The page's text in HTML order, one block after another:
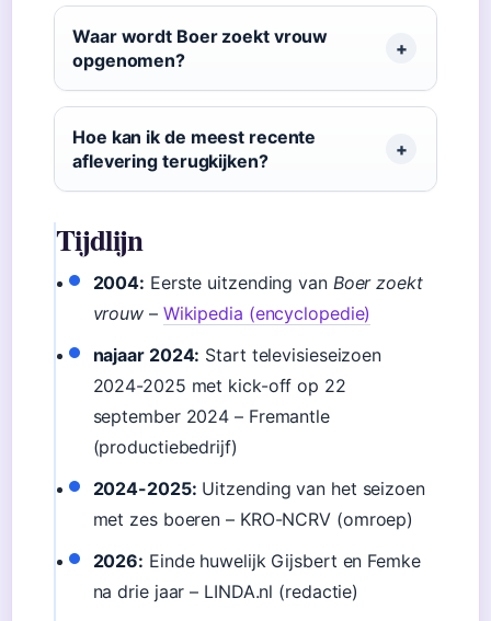
Waar wordt Boer zoekt vrouw
opgenomen?
Hoe kan ik de meest recente
aflevering terugkijken?
Tijdlijn
2004: Eerste uitzending van Boer zoekt
vrouw – Wikipedia (encyclopedie)
najaar 2024: Start televisieseizoen
2024-2025 met kick-off op 22
september 2024 – Fremantle
(productiebedrijf)
2024-2025: Uitzending van het seizoen
met zes boeren – KRO-NCRV (omroep)
2026: Einde huwelijk Gijsbert en Femke
na drie jaar – LINDA.nl (redactie)